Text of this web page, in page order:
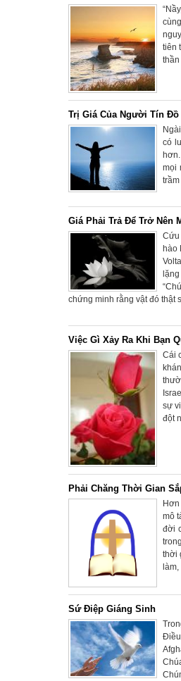
tiên
Trị Giá Của Người Tín
có
mọi
Giá Phải Trả Để Trở Nên
Cứu
hào
chứng minh rằng vật đó thật
Việc Gì Xảy Ra Khi Bạn
Cái
sự
đột
Phải Chăng Thời Gian
mô
đời
thời
Sứ Điệp Giáng Sinh